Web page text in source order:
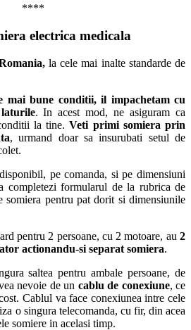
****
electrica medicala
la cele mai inalte standarde de
mai bune conditii, il impachetam cu
. In acest mod, ne asiguram ca
la tine.Veti primi somiera prin
, urmand doar sa insurubati setul de
pe comanda, si pe dimensiuni
completezi formularul de la rubrica de
somiera pentru pat dorit si dimensiunile
pentru 2 persoane, cu 2 motoare, au 2
actionandu-si separat somiera.
saltea pentru ambale persoane, de
nevoie de un cablu de conexiune, ce
Cablul va face conexiunea intre cele
o singura telecomanda, cu fir, din acea
somiere in acelasi timp.